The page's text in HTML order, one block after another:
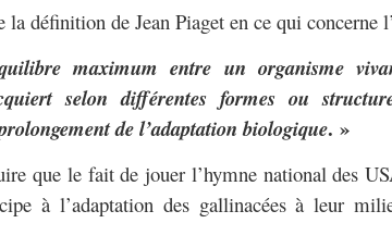
la définition de Jean Piaget en ce qui concerne
maximum entre un organisme
selon différentes formes ou
de l’adaptation biologique. »
que le fait de jouer l’hymne national des
à l’adaptation des gallinacées à leur